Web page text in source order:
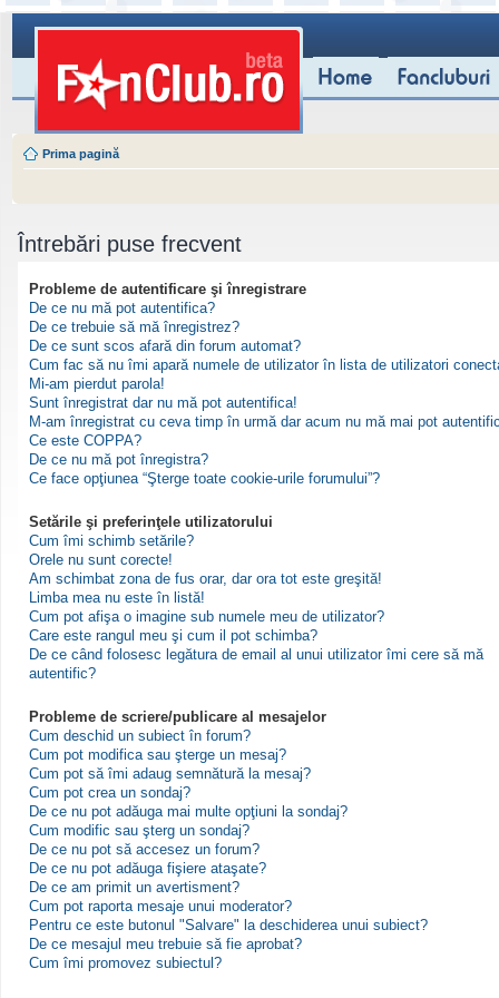
Prima pagină
Întrebări puse frecvent
Probleme de autentificare şi înregistrare
De ce nu mă pot autentifica?
De ce trebuie să mă înregistrez?
De ce sunt scos afară din forum automat?
Cum fac să nu îmi apară numele de utilizator în lista de utilizatori
Mi-am pierdut parola!
Sunt înregistrat dar nu mă pot autentifica!
M-am înregistrat cu ceva timp în urmă dar acum nu mă mai pot
Ce este COPPA?
De ce nu mă pot înregistra?
Ce face opţiunea “Şterge toate cookie-urile forumului”?
Setările şi preferinţele utilizatorului
Cum îmi schimb setările?
Orele nu sunt corecte!
Am schimbat zona de fus orar, dar ora tot este greşită!
Limba mea nu este în listă!
Cum pot afişa o imagine sub numele meu de utilizator?
Care este rangul meu şi cum il pot schimba?
De ce când folosesc legătura de email al unui utilizator îmi cere să mă
autentific?
Probleme de scriere/publicare al mesajelor
Cum deschid un subiect în forum?
Cum pot modifica sau şterge un mesaj?
Cum pot să îmi adaug semnătură la mesaj?
Cum pot crea un sondaj?
De ce nu pot adăuga mai multe opţiuni la sondaj?
Cum modific sau şterg un sondaj?
De ce nu pot să accesez un forum?
De ce nu pot adăuga fişiere ataşate?
De ce am primit un avertisment?
Cum pot raporta mesaje unui moderator?
Pentru ce este butonul "Salvare" la deschiderea unui subiect?
De ce mesajul meu trebuie să fie aprobat?
Cum îmi promovez subiectul?